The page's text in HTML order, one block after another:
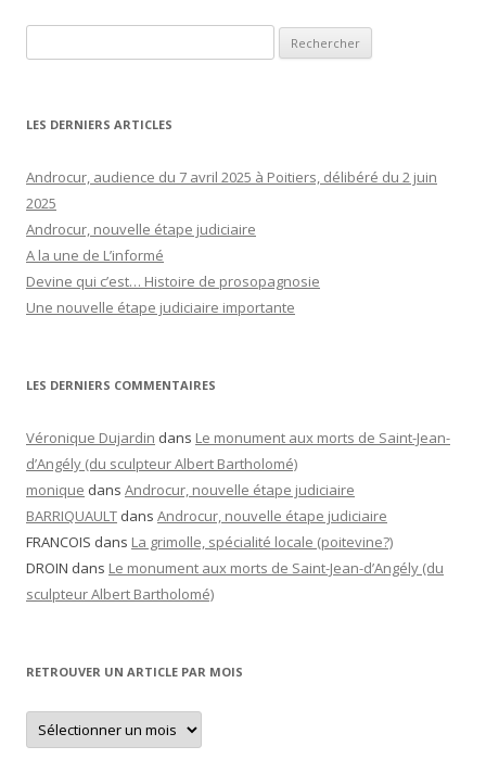
LES DERNIERS ARTICLES
Androcur, audience du 7 avril 2025 à Poitiers, délibéré du 2 juin
2025
Androcur, nouvelle étape judiciaire
A la une de L’informé
Devine qui c’est… Histoire de prosopagnosie
Une nouvelle étape judiciaire importante
LES DERNIERS COMMENTAIRES
Véronique Dujardin dans Le monument aux morts de Saint-Jean-
d’Angély (du sculpteur Albert Bartholomé)
monique dans Androcur, nouvelle étape judiciaire
BARRIQUAULT dans Androcur, nouvelle étape judiciaire
FRANCOIS dans La grimolle, spécialité locale (poitevine?)
DROIN dans Le monument aux morts de Saint-Jean-d’Angély (du
sculpteur Albert Bartholomé)
RETROUVER UN ARTICLE PAR MOIS
Retrouver
un
article